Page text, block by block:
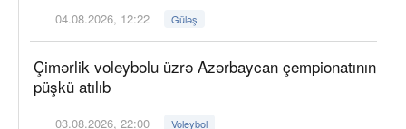
04.08.2026, 12:22 Güləş
Çimərlik voleybolu üzrə Azərbaycan çempionatının
püşkü atılıb
03.08.2026, 22:00 Voleybol